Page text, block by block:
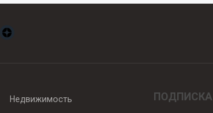
Недвижимость ПОДПИСКА